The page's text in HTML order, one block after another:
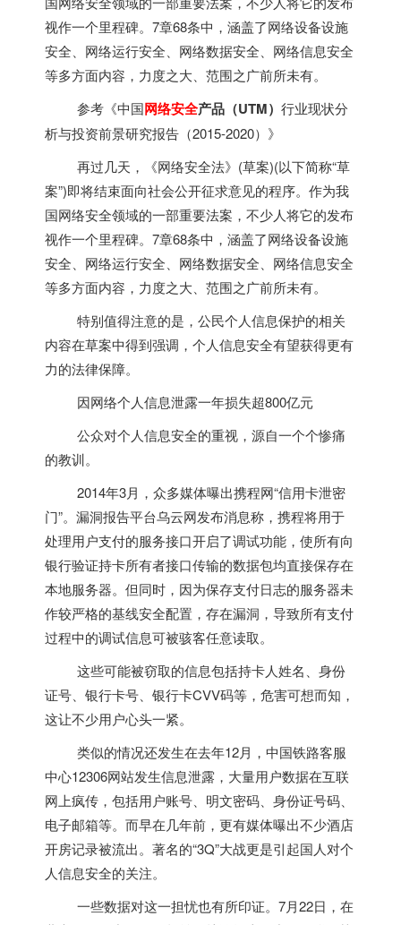
视作一个里程碑。7章68条中，涵盖了网络设备设施
安全、网络运行安全、网络数据安全、网络信息安全
等多方面内容，力度之大、范围之广前所未有。
参考《中国网络安全产品（UTM） 行业现状分
析与投资前景研究报告（2015-2020）》
再过几天，《网络安全法》(草案)(以下简称“草
案”)即将结束面向社会公开征求意见的程序。作为我
国网络安全领域的一部重要法案，不少人将它的发布
视作一个里程碑。7章68条中，涵盖了网络设备设施
安全、网络运行安全、网络数据安全、网络信息安全
等多方面内容，力度之大、范围之广前所未有。
特别值得注意的是，公民个人信息保护的相关
内容在草案中得到强调，个人信息安全有望获得更有
力的法律保障。
因网络个人信息泄露一年损失超800亿元
公众对个人信息安全的重视，源自一个个惨痛
的教训。
2014年3月，众多媒体曝出携程网“信用卡泄密
门”。漏洞报告平台乌云网发布消息称，携程将用于
处理用户支付的服务接口开启了调试功能，使所有向
银行验证持卡所有者接口传输的数据包均直接保存在
本地服务器。但同时，因为保存支付日志的服务器未
作较严格的基线安全配置，存在漏洞，导致所有支付
过程中的调试信息可被骇客任意读取。
这些可能被窃取的信息包括持卡人姓名、身份
证号、银行卡号、银行卡CVV码等，危害可想而知，
这让不少用户心头一紧。
类似的情况还发生在去年12月，中国铁路客服
中心12306网站发生信息泄露，大量用户数据在互联
网上疯传，包括用户账号、明文密码、身份证号码、
电子邮箱等。而早在几年前，更有媒体曝出不少酒店
开房记录被流出。著名的“3Q”大战更是引起国人对个
人信息安全的关注。
一些数据对这一担忧也有所印证。7月22日，在